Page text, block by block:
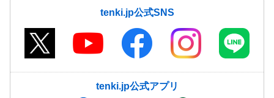
tenki.jp公式SNS
tenki.jp公式アプリ